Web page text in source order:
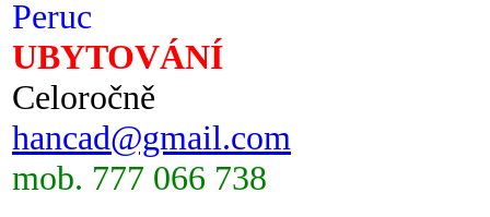
Peruc
UBYTOVÁNÍ
Celoročně
hancad@gmail.com
mob. 777 066 738